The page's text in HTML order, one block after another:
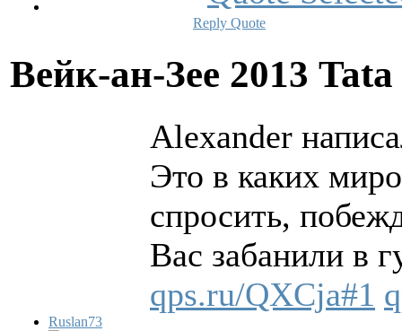
Reply Quote
Вейк-ан-Зее 2013
Ruslan73
Alexander
Это в каких
спросить,
Вас забанили в
qps.ru/QXCja#1